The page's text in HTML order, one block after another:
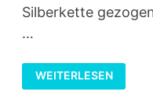
Silberkette
…
BETTELARMBAND
MIT
LYCRA
WEITERLESEN